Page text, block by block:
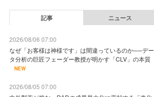
記事 ニュース
2026/08/06 07:00
なぜ「お客様は神様です」は間違っているのか──デー
タ分析の巨匠フェーダー教授が明かす「CLV」の本質
NEW
2026/08/05 07:00